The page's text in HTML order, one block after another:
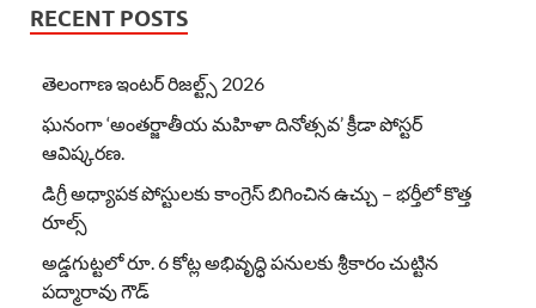
RECENT POSTS
తెలంగాణ ఇంటర్ రిజల్ట్స్ 2026
ఘనంగా ‘అంతర్జాతీయ మహిళా దినోత్సవ’ క్రీడా పోస్టర్
ఆవిష్కరణ.
డిగ్రీ అధ్యాపక పోస్టులకు కాంగ్రెస్ బిగించిన ఉచ్చు – భర్తీలో కొత్త
రూల్స్
అడ్డగుట్టలో రూ. 6 కోట్ల అభివృద్ధి పనులకు శ్రీకారం చుట్టిన
పద్మారావు గౌడ్